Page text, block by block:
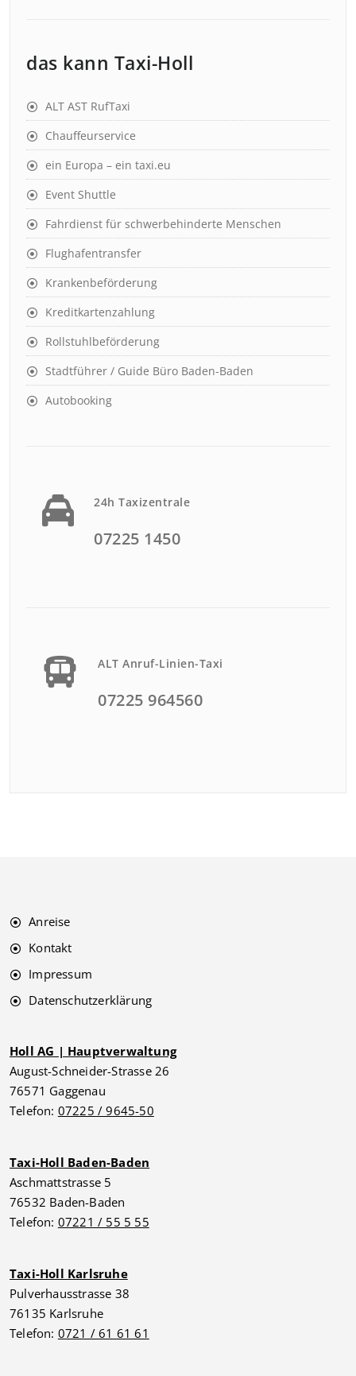
das kann Taxi-Holl
ALT AST RufTaxi
Chauffeurservice
ein Europa – ein taxi.eu
Event Shuttle
Fahrdienst für schwerbehinderte Menschen
Flughafentransfer
Krankenbeförderung
Kreditkartenzahlung
Rollstuhlbeförderung
Stadtführer / Guide Büro Baden-Baden
Autobooking
24h Taxizentrale
07225 1450
ALT Anruf-Linien-Taxi
07225 964560
Anreise
Kontakt
Impressum
Datenschutzerklärung
Holl AG | Hauptverwaltung
August-Schneider-Strasse 26
76571 Gaggenau
Telefon: 07225 / 9645-50
Taxi-Holl Baden-Baden
Aschmattstrasse 5
76532 Baden-Baden
Telefon: 07221 / 55 5 55
Taxi-Holl Karlsruhe
Pulverhausstrasse 38
76135 Karlsruhe
Telefon: 0721 / 61 61 61